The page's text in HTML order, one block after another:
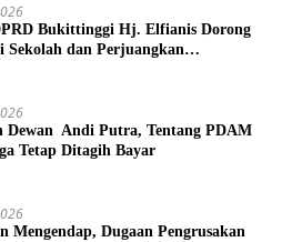
Bukittinggi Hj. Elfianis Dorong
Sekolah dan Perjuangkan
Dewan Andi Putra, Tentang PDAM
Tetap Ditagih Bayar
Mengendap, Dugaan Pengrusakan